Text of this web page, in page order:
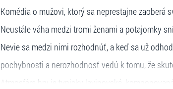
Komédia o mužovi, ktorý sa neprestajne zaoberá
Neustále váha medzi tromi ženami a potajomky
Nevie sa medzi nimi rozhodnúť, a keď sa už
pochybnosti a nerozhodnosť vedú k tomu, že
Atmosféra hry je typicky levinovská,